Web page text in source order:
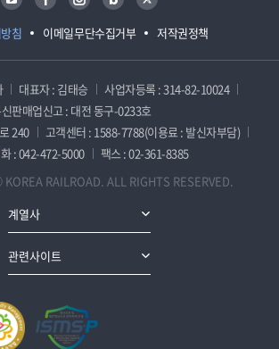
침 이메일무단수집거부 저작권정책
대표자 : 김태승
사업자등록 : 314-82-10024
판매업신고 : 대전 동구-0233호
240
고객센터 : 1588-7788(이용료 : 발신자부담)
: 042-472-5000
팩스 : 02-361-8385
RAILROAD. ALL RIGHTS RESERVED.
계열사
관련사이트